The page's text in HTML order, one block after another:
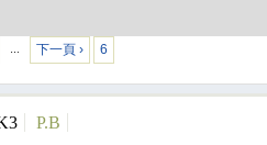
… 下一頁 › 6
P.B